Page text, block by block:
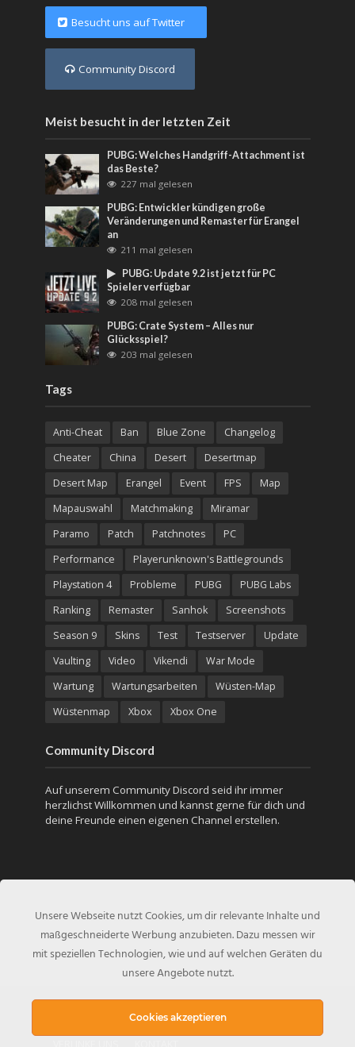
Besucht uns auf Twitter
Community Discord
Meist besucht in der letzten Zeit
PUBG: Welches Handgriff-Attachment ist
das Beste?
227 mal gelesen
PUBG: Entwickler kündigen große
Veränderungen und Remaster für Erangel
an
211 mal gelesen
PUBG: Update 9.2 ist jetzt für PC
Spieler verfügbar
208 mal gelesen
PUBG: Crate System – Alles nur
Glücksspiel?
203 mal gelesen
Tags
Anti-Cheat Ban Blue Zone
Changelog
Cheater
China Desert
Desertmap
Desert Map
Erangel Event FPS
Map
Mapauswahl
Matchmaking
Miramar
Paramo
Patch Patchnotes
PC
Performance
Playerunknown's Battlegrounds
Playstation 4
Probleme PUBG
PUBG Labs
Ranking
Remaster Sanhok
Screenshots
Season 9
Skins Test Testserver
Update
Vaulting
Video Vikendi
War Mode
Wartung
Wartungsarbeiten
Wüsten-Map
Wüstenmap
Xbox Xbox One
Community Discord
Auf unserem Community Discord seid ihr immer
herzlichst Willkommen und kannst gerne für dich und
deine Freunde einen eigenen Channel erstellen.
Copyright © 2017 - Created byPUBG-Inside.de
Unsere Webseite nutzt Cookies, um dir relevante Inhalte und
maßgeschneiderte Werbung anzubieten. Dazu messen wir
mit speziellen Technologien, wie und auf welchen Geräten du
unsere Angebote nutzt.
Cookies akzeptieren